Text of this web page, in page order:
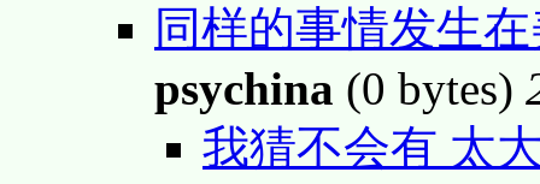
同样的事情发生
psychina (0 bytes)
我猜不会有 太